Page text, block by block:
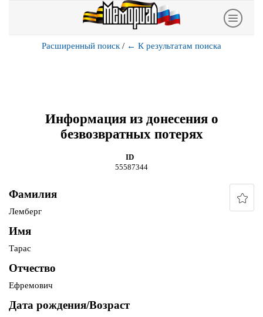
Расширенный поиск / ← К результатам поиска
Информация из донесения о
безвозвратных потерях
ID
55587344
Фамилия
Лемберг
Имя
Тарас
Отчество
Ефремович
Дата рождения/Возраст